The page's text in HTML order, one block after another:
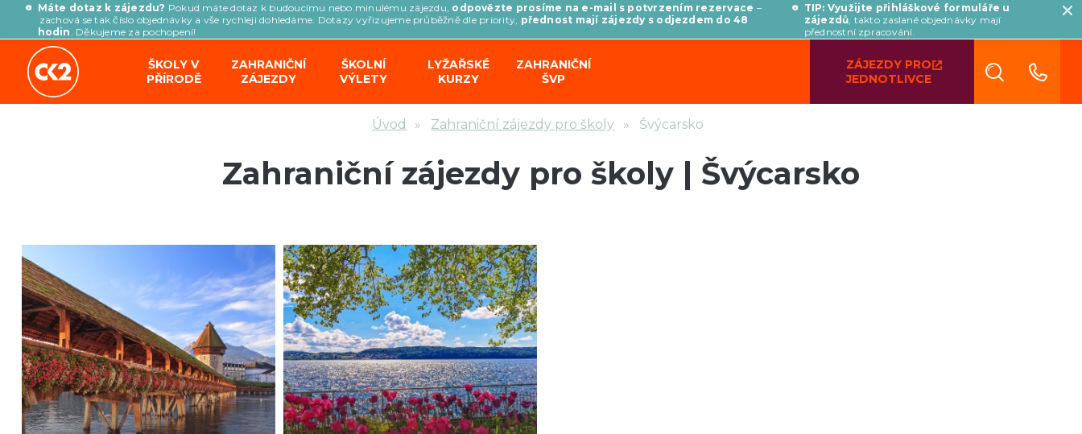
Máte dotaz k zájezdu? Pokud máte dotaz k budoucímu nebo minulému zájezdu, odpovězte prosíme na e-mail s potvrzením rezervace –
zachová se tak číslo objednávky a vše rychleji dohledáme. Dotazy vyřizujeme průběžně dle priority, přednost mají zájezdy s odjezdem do 48
hodin . Děkujeme za pochopení!
TIP: Využijte přihláškové formuláře u
zájezdů , takto zaslané objednávky mají
přednostní zpracování.
ŠKOLY V
PŘÍRODĚ
ZAHRANIČNÍ
ZÁJEZDY
ŠKOLNÍ
VÝLETY
LYŽAŘSKÉ
KURZY
ZAHRANIČNÍ
ŠVP
ZÁJEZDY PRO
JEDNOTLIVCE
Úvod Zahraniční zájezdy pro školy Švýcarsko
Zahraniční zájezdy pro školy | Švýcarsko